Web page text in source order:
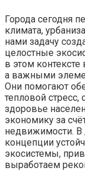
Города сегодня
климата,
нами задачу
целостные
в этом
а важными
Они помогают
тепловой стресс,
здоровье
экономику за
недвижимости. В
концепции
экосистемы,
выработаем